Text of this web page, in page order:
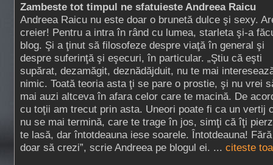
Zambeste tot timpul ne sfatuieste Andreea Raicu
Andreea Raicu nu este doar o brunetă dulce şi sexy.
creier! Pentru a intra în rând cu lumea, starleta şi-a
blog. Şi a ţinut să filosofeze despre viaţă în general şi
despre suferinţă şi eşecuri, în particular. „Ştiu că eşti
supărat, dezamăgit, deznădăjduit, nu te mai
nimic. Toată teoria asta ţi se pare o prostie, şi nu vrei
mai auzi altceva în afara celor care te macină. De
cu toţii am trecut prin asta. Uneori poate fi ca un vertij
nu se mai termină, care te trage în jos, simţi că îţi
te lasă, dar întotdeauna iese soarele. Întotdeauna!
doar să crezi”, scrie Andreea pe blogul ei. ... citeste